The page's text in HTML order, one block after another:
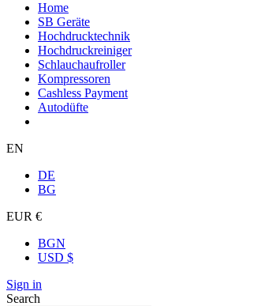
Home
SB Geräte
Hochdrucktechnik
Hochdruckreiniger
Schlauchaufroller
Kompressoren
Cashless Payment
Autodüfte
EN
DE
BG
EUR €
BGN
USD $
Sign in
Search